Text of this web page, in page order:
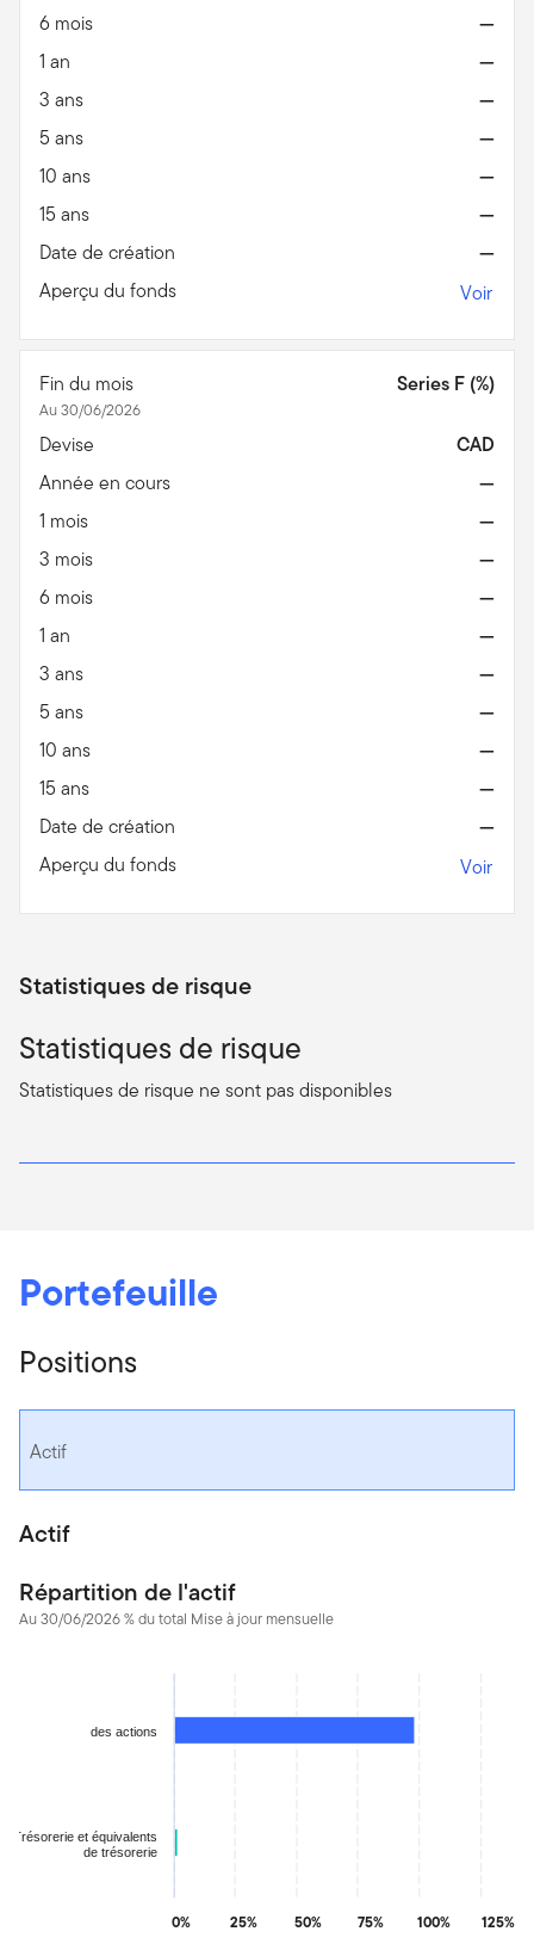
6 mois
—
1 an
—
3 ans
—
5 ans
—
10 ans
—
15 ans
—
Date de création
—
Aperçu du fonds
Voir
Fin du mois
Au 30/06/2026
Series F (%)
Devise
CAD
Année en cours
—
1 mois
—
3 mois
—
6 mois
—
1 an
—
3 ans
—
5 ans
—
10 ans
—
15 ans
—
Date de création
—
Aperçu du fonds
Voir
Statistiques de risque
Statistiques de risque
Statistiques de risque ne sont pas disponibles
Portefeuille
Positions
Actif
Actif
Répartition de l'actif
Au 30/06/2026 % du total Mise à jour mensuelle
The chart has 1 X axis displaying categories.
des actions
Trésorerie et équivalents
de trésorerie
0% 100%
25% 50% 75% 125%